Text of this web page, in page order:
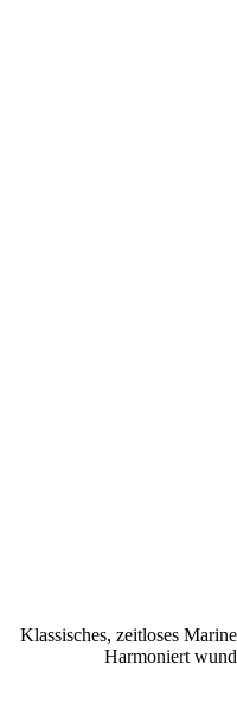
Klassisches, zeitloses
Harmoniert